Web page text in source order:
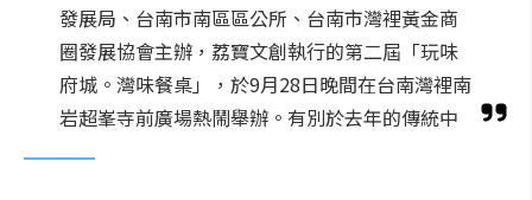
發展局、台南市南區區公所、台南市灣裡黃金商
圈發展協會主辦，荔寶文創執行的第二屆「玩味
府城。灣味餐桌」，於9月28日晚間在台南灣裡南
岩超峯寺前廣場熱鬧舉辦。有別於去年的傳統中